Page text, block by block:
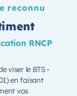
reconnu
RNCP
viser le BTS -
en faisant
vos